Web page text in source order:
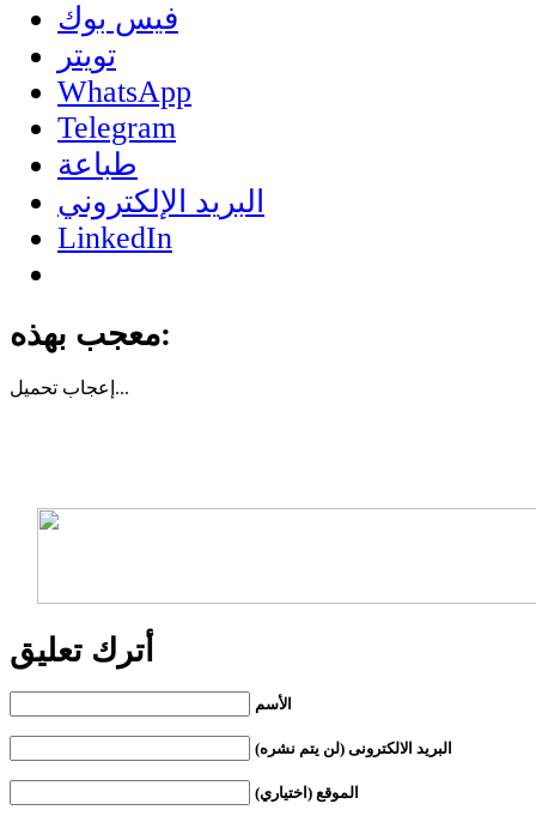
فيس بوك
تويتر
WhatsApp
Telegram
طباعة
البريد الإلكتروني
LinkedIn
معجب بهذه:
إعجاب تحميل...
أترك تعليق
الأسم
البريد الالكترونى (لن يتم نشره)
الموقع (اختياري)